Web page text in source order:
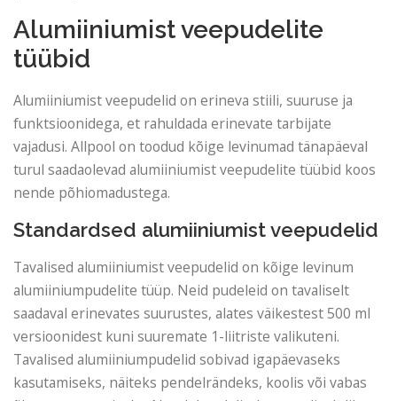
Alumiiniumist veepudelite
tüübid
Alumiiniumist veepudelid on erineva stiili, suuruse ja
funktsioonidega, et rahuldada erinevate tarbijate
vajadusi. Allpool on toodud kõige levinumad tänapäeval
turul saadaolevad alumiiniumist veepudelite tüübid koos
nende põhiomadustega.
Standardsed alumiiniumist veepudelid
Tavalised alumiiniumist veepudelid on kõige levinum
alumiiniumpudelite tüüp. Neid pudeleid on tavaliselt
saadaval erinevates suurustes, alates väikestest 500 ml
versioonidest kuni suuremate 1-liitriste valikuteni.
Tavalised alumiiniumpudelid sobivad igapäevaseks
kasutamiseks, näiteks pendelrändeks, koolis või vabas